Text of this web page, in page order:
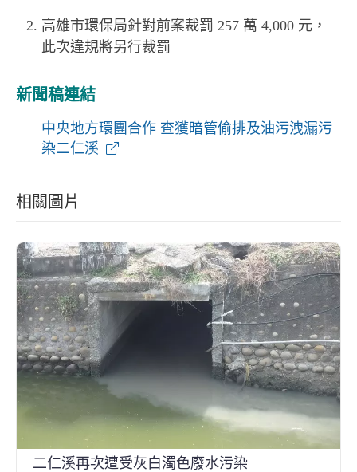
高雄市環保局針對前案裁罰 257 萬 4,000 元，
此次違規將另行裁罰
新聞稿連結
中央地方環團合作 查獲暗管偷排及油污洩漏污
染二仁溪
相關圖片
二仁溪再次遭受灰白濁色廢水污染